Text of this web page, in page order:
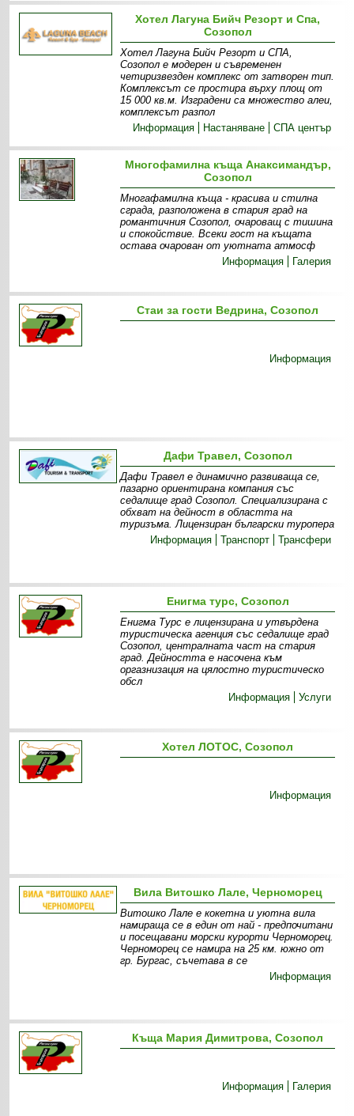
Хотел Лагуна Бийч Резорт и Спа,
Созопол
Хотел Лагуна Бийч Резорт и СПА,
Созопол е модерен и съвременен
четиризвезден комплекс от затворен тип.
Комплексът се простира върху площ от
15 000 кв.м. Изградени са множество алеи,
комплексът разпол
Информация
Настаняване СПА център
Многофамилна къща Анаксимандър,
Созопол
Многафамилна къща - красива и стилна
сграда, разположена в стария град на
романтичния Созопол, очароващ с тишина
и спокойствие. Всеки гост на къщата
остава очарован от уютната атмосф
Информация
Галерия
Стаи за гости Ведрина, Созопол
Информация
Дафи Травел, Созопол
Дафи Травел е динамично развиваща се,
пазарно ориентирана компания със
седалище град Созопол. Специализирана с
обхват на дейност в областта на
туризъма. Лицензиран български туропера
Информация
Транспорт Трансфери
Енигма турс, Созопол
Енигма Турс е лицензирана и утвърдена
туристическа агенция със седалище град
Созопол, централната част на стария
град. Дейността е насочена към
оргазнизация на цялостно туристическо
обсл
Информация
Услуги
Хотел ЛОТОС, Созопол
Информация
Вила Витошко Лале, Черноморец
Витошко Лале е кокетна и уютна вила
намираща се в един от най - предпочитани
и посещавани морски курорти Черноморец.
Черноморец се намира на 25 км. южно от
гр. Бургас, съчетава в се
Информация
Къща Мария Димитрова, Созопол
Информация Галерия